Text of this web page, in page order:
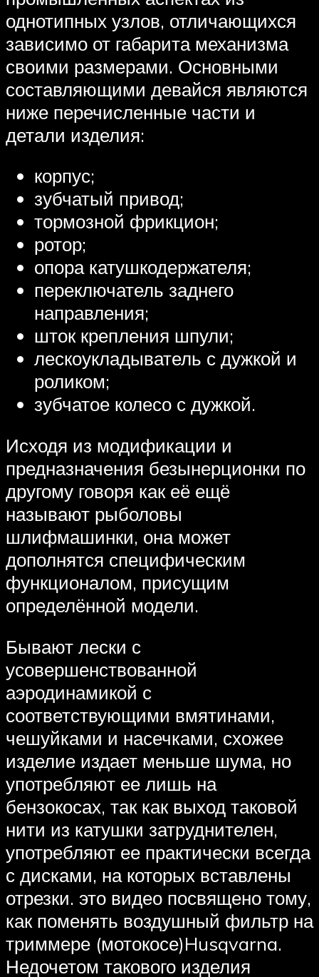
однотипных узлов, отличающихся
зависимо от габарита механизма
своими размерами. Основными
составляющими девайся являются
ниже перечисленные части и
детали изделия:
корпус;
зубчатый привод;
тормозной фрикцион;
ротор;
опора катушкодержателя;
переключатель заднего
направления;
шток крепления шпули;
лескоукладыватель с дужкой и
роликом;
зубчатое колесо с дужкой.
Исходя из модификации и
предназначения безынерционки по
другому говоря как её ещё
называют рыболовы
шлифмашинки, она может
дополнятся специфическим
функционалом, присущим
определённой модели.
Бывают лески с
усовершенствованной
аэродинамикой с
соответствующими вмятинами,
чешуйками и насечками, схожее
изделие издает меньше шума, но
употребляют ее лишь на
бензокосах, так как выход таковой
нити из катушки затруднителен,
употребляют ее практически всегда
с дисками, на которых вставлены
отрезки. это видео посвящено тому,
как поменять воздушный фильтр на
триммере (мотокосе)Husqvarna.
Недочетом такового изделия